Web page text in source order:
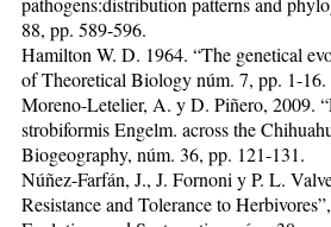
88, pp. 589-596.
Hamilton W. D. 1964. “The genetical
of Theoretical Biology núm. 7, pp. 1-16.
Moreno-Letelier, A. y D. Piñero, 2009.
strobiformis Engelm. across the
Biogeography, núm. 36, pp. 121-131.
Núñez-Farfán, J., J. Fornoni y P. L.
Resistance and Tolerance to